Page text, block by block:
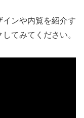
ンや内覧を紹介す
てみてください。